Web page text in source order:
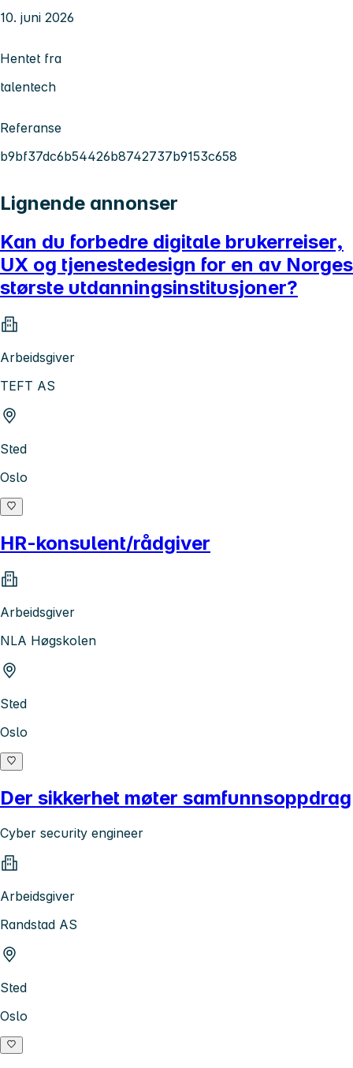
10. juni 2026
Hentet fra
talentech
Referanse
b9bf37dc6b54426b8742737b9153c658
Lignende annonser
Kan du forbedre digitale brukerreiser,
UX og tjenestedesign for en av Norges
største utdanningsinstitusjoner?
Arbeidsgiver
TEFT AS
Sted
Oslo
HR-konsulent/rådgiver
Arbeidsgiver
NLA Høgskolen
Sted
Oslo
Der sikkerhet møter samfunnsoppdrag
Cyber security engineer
Arbeidsgiver
Randstad AS
Sted
Oslo